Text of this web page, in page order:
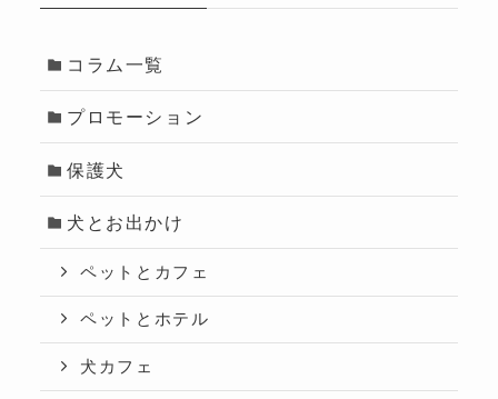
コラム一覧
プロモーション
保護犬
犬とお出かけ
ペットとカフェ
ペットとホテル
犬カフェ